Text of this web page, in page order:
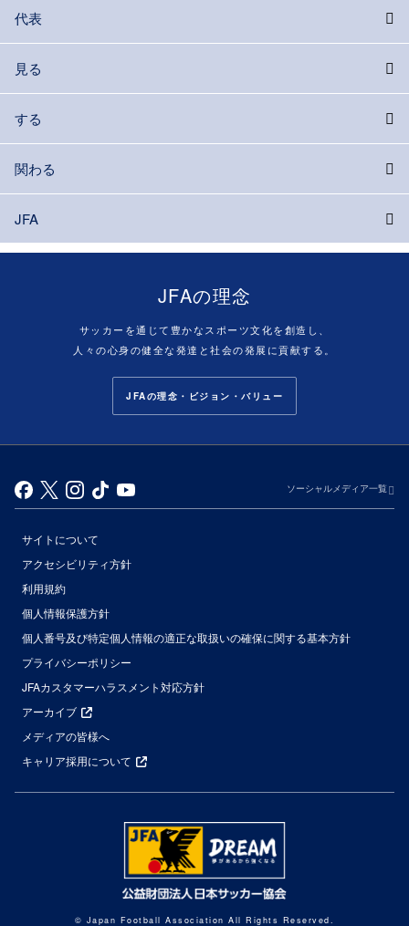
代表
見る
する
関わる
JFA
JFAの理念
サッカーを通じて豊かなスポーツ文化を創造し、
人々の心身の健全な発達と社会の発展に貢献する。
JFAの理念・ビジョン・バリュー
ソーシャルメディア一覧
サイトについて
アクセシビリティ方針
利用規約
個人情報保護方針
個人番号及び特定個人情報の適正な取扱いの確保に関する基本方針
プライバシーポリシー
JFAカスタマーハラスメント対応方針
アーカイブ
メディアの皆様へ
キャリア採用について
© Japan Football Association All Rights Reserved.